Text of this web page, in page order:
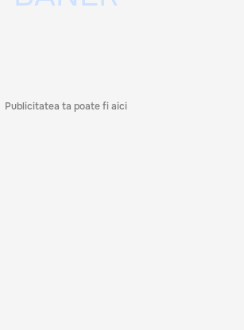
Publicitatea ta poate fi aici